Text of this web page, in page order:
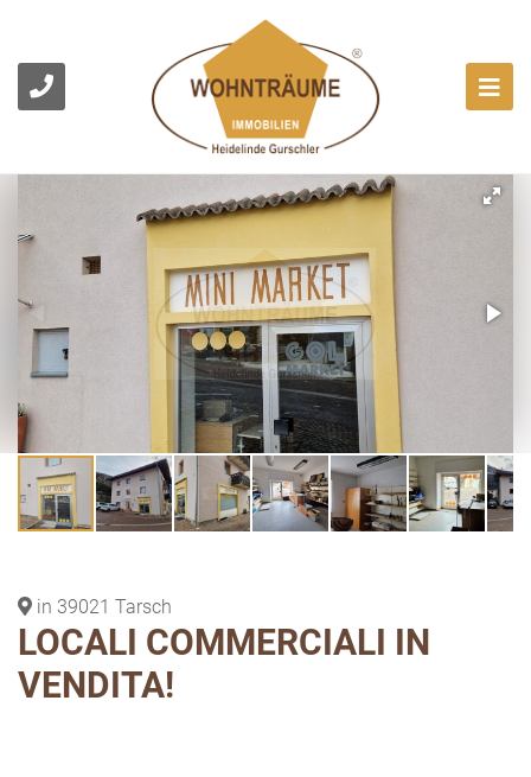
in 39021 Tarsch
LOCALI COMMERCIALI IN
VENDITA!